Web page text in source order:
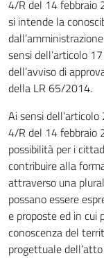
4/R del 14 febbraio
si intende la
sensi dell’articolo
dell’avviso di
della LR 65/2014.
Ai sensi
4/R del 14 febbraio
possibilità per i
contribuire alla
attraverso una
possano essere
e proposte ed in cui
conoscenza del
progettuale